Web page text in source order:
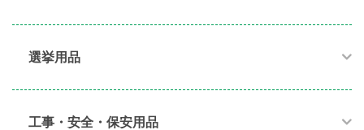
選挙用品
工事・安全・保安用品